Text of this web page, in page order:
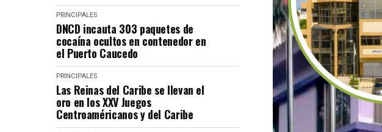
PRINCIPALES
DNCD incauta 303 paquetes de
cocaína ocultos en contenedor en
el Puerto Caucedo
PRINCIPALES
Las Reinas del Caribe se llevan el
oro en los XXV Juegos
Centroaméricanos y del Caribe